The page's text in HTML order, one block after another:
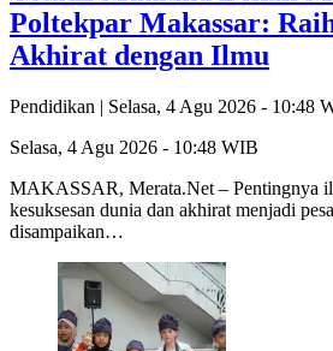
Poltekpar Makassar:
Akhirat dengan Ilmu
Pendidikan | Selasa, 4 Agu 2026 - 10:48
Selasa, 4 Agu 2026 - 10:48 WIB
MAKASSAR, Merata.Net – Pentingnya
kesuksesan dunia dan akhirat menjadi
disampaikan…